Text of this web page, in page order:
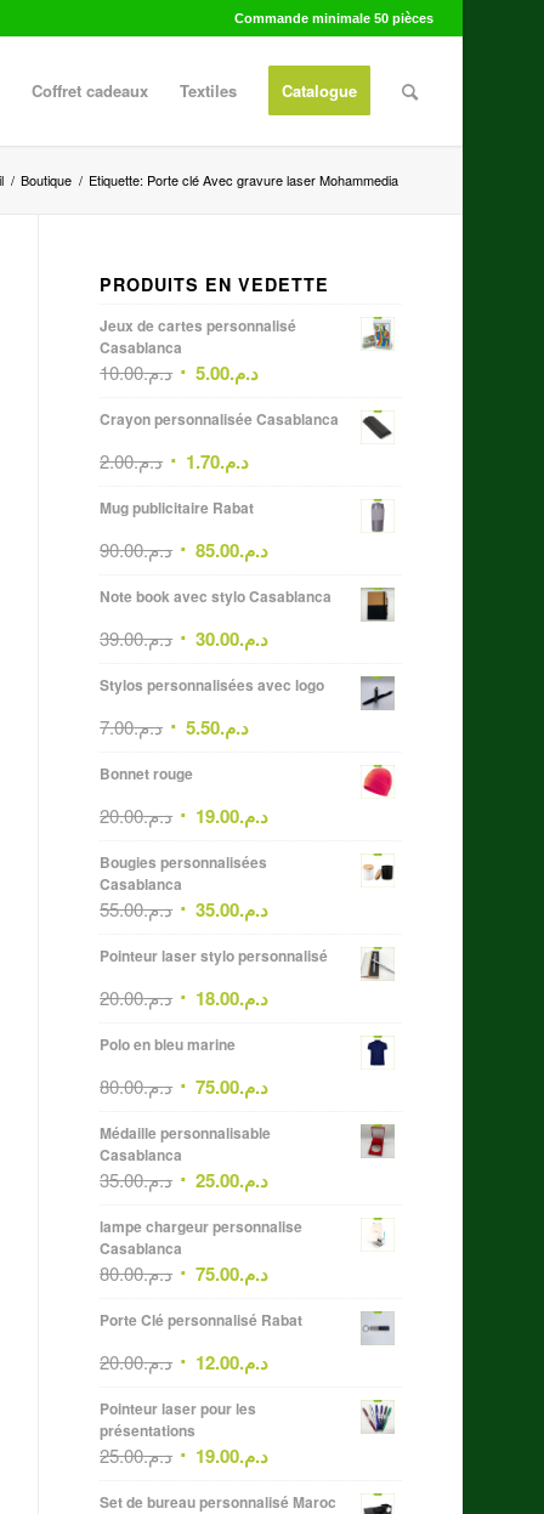
Commande minimale 50 pièces
Coffret cadeaux Textiles Catalogue
/ Boutique / Etiquette: Porte clé Avec gravure laser Mohammedia
PRODUITS EN VEDETTE
Jeux de cartes personnalisé
Casablanca
د.م.10.00 د.م.5.00
Crayon personnalisée Casablanca
د.م.2.00 د.م.1.70
Mug publicitaire Rabat
د.م.90.00 د.م.85.00
Note book avec stylo Casablanca
د.م.39.00 د.م.30.00
Stylos personnalisées avec logo
د.م.7.00 د.م.5.50
Bonnet rouge
د.م.20.00 د.م.19.00
Bougies personnalisées
Casablanca
د.م.55.00 د.م.35.00
Pointeur laser stylo personnalisé
د.م.20.00 د.م.18.00
Polo en bleu marine
د.م.80.00 د.م.75.00
Médaille personnalisable
Casablanca
د.م.35.00 د.م.25.00
lampe chargeur personnalise
Casablanca
د.م.80.00 د.م.75.00
Porte Clé personnalisé Rabat
د.م.20.00 د.م.12.00
Pointeur laser pour les
présentations
د.م.25.00 د.م.19.00
Set de bureau personnalisé Maroc